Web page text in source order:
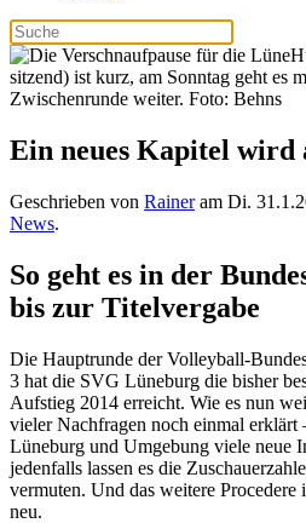
Ein neues Kapitel wird
Geschrieben von Raineram Di.
News.
So geht es in der
bis zur Titelvergabe
Die Hauptrunde der Volleyball-
3 hat die SVG Lüneburg die bisher
Aufstieg 2014 erreicht. Wie es nun
vieler Nachfragen noch einmal erklärt
Lüneburg und Umgebung viele neue
jedenfalls lassen es die
vermuten. Und das weitere
neu.